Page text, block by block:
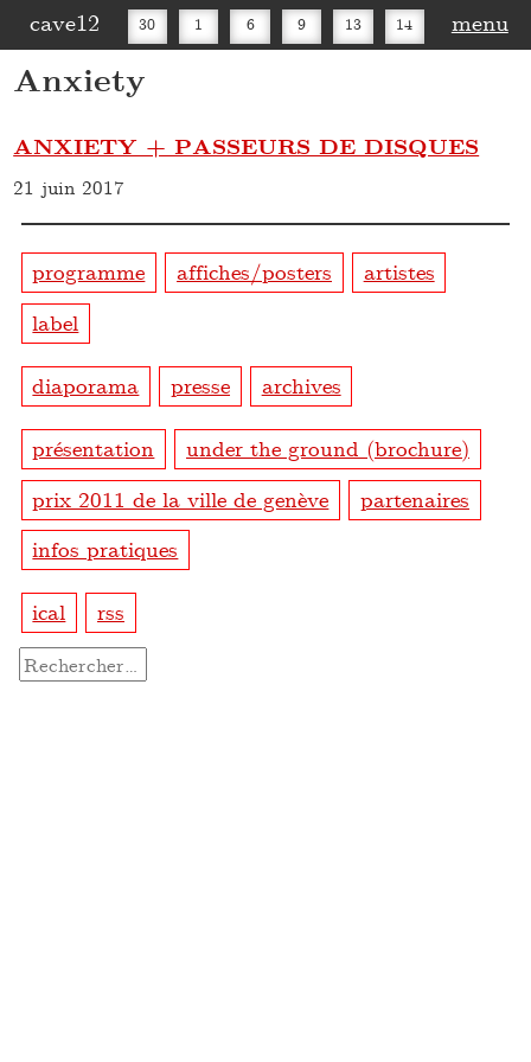
cave12 30 1 6 9 13 14 menu
Anxiety
ANXIETY + PASSEURS DE DISQUES
21 juin 2017
programme affiches/posters
artistes
label
diaporama presse archives
présentation
under the ground (brochure)
prix 2011 de la ville de genève
partenaires
infos pratiques
ical rss
Rechercher :